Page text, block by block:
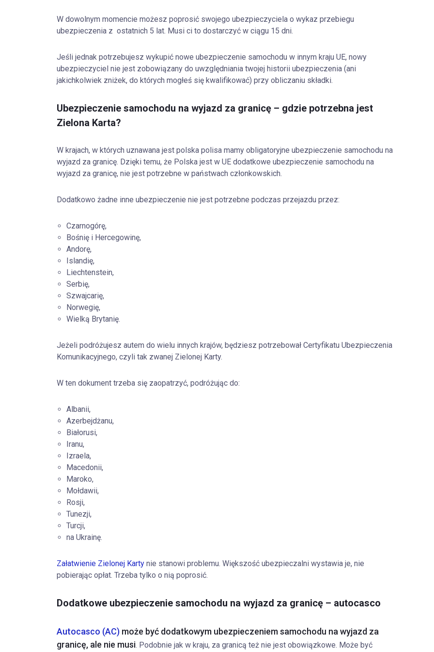
W dowolnym momencie możesz poprosić swojego ubezpieczyciela o wykaz przebiegu
ubezpieczenia z ostatnich 5 lat. Musi ci to dostarczyć w ciągu 15 dni.
Jeśli jednak potrzebujesz wykupić nowe ubezpieczenie samochodu w innym kraju UE, nowy
ubezpieczyciel nie jest zobowiązany do uwzględniania twojej historii ubezpieczenia (ani
jakichkolwiek zniżek, do których mogłeś się kwalifikować) przy obliczaniu składki.
Ubezpieczenie samochodu na wyjazd za granicę – gdzie potrzebna jest
Zielona Karta?
W krajach, w których uznawana jest polska polisa mamy obligatoryjne ubezpieczenie samochodu na
wyjazd za granicę. Dzięki temu, że Polska jest w UE dodatkowe ubezpieczenie samochodu na
wyjazd za granicę, nie jest potrzebne w państwach członkowskich.
Dodatkowo żadne inne ubezpieczenie nie jest potrzebne podczas przejazdu przez:
Czarnogórę,
Bośnię i Hercegowinę,
Andorę,
Islandię,
Liechtenstein,
Serbię,
Szwajcarię,
Norwegię,
Wielką Brytanię.
Jeżeli podróżujesz autem do wielu innych krajów, będziesz potrzebował Certyfikatu Ubezpieczenia
Komunikacyjnego, czyli tak zwanej Zielonej Karty.
W ten dokument trzeba się zaopatrzyć, podróżując do:
Albanii,
Azerbejdżanu,
Białorusi,
Iranu,
Izraela,
Macedonii,
Maroko,
Mołdawii,
Rosji,
Tunezji,
Turcji,
na Ukrainę.
Załatwienie Zielonej Karty nie stanowi problemu. Większość ubezpieczalni wystawia je, nie
pobierając opłat. Trzeba tylko o nią poprosić.
Dodatkowe ubezpieczenie samochodu na wyjazd za granicę – autocasco
Autocasco (AC) może być dodatkowym ubezpieczeniem samochodu na wyjazd za
granicę, ale nie musi. Podobnie jak w kraju, za granicą też nie jest obowiązkowe. Może być